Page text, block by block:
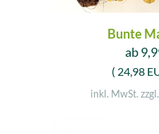
Bunte
ab
( 24,98
inkl. MwSt. zzgl.